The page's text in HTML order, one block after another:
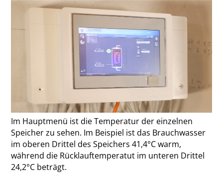
Im Hauptmenü ist die Temperatur der einzelnen
Speicher zu sehen. Im Beispiel ist das Brauchwasser
im oberen Drittel des Speichers 41,4°C warm,
während die Rücklauftemperatut im unteren Drittel
24,2°C beträgt.